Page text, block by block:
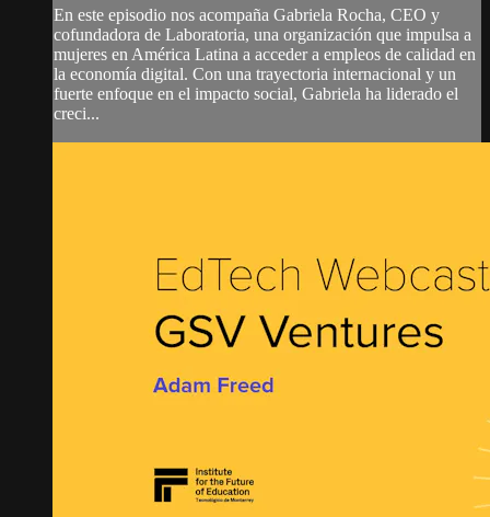
En este episodio nos acompaña Gabriela Rocha, CEO y
cofundadora de Laboratoria, una organización que impulsa a
mujeres en América Latina a acceder a empleos de calidad en
la economía digital. Con una trayectoria internacional y un
fuerte enfoque en el impacto social, Gabriela ha liderado el
creci...